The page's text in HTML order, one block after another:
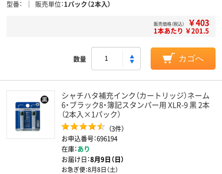
型番 販売単位 1パック（2本入）
販売価格（税込） ￥403
1本あたり ￥201.5
数量 カゴへ
シャチハタ補充インク（カートリッジ）ネーム
6・ブラック8・簿記スタンパー用 XLR-9 黒 2本
（2本入×1パック）
（3件）
お申込番号：696194
在庫：あり
お届け日：8月9日（日）
お急ぎ便：8月8日（土）